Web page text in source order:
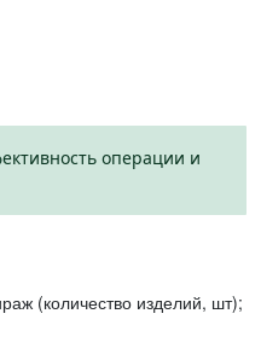
операции и
(количество изделий, шт);